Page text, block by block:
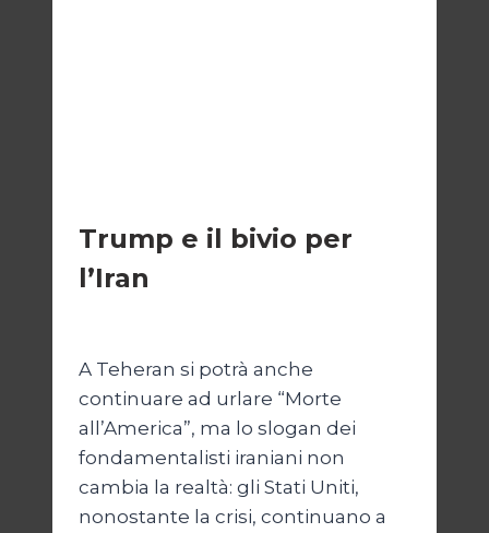
Trump e il bivio per
l’Iran
A Teheran si potrà anche
continuare ad urlare “Morte
all’America”, ma lo slogan dei
fondamentalisti iraniani non
cambia la realtà: gli Stati Uniti,
nonostante la crisi, continuano a